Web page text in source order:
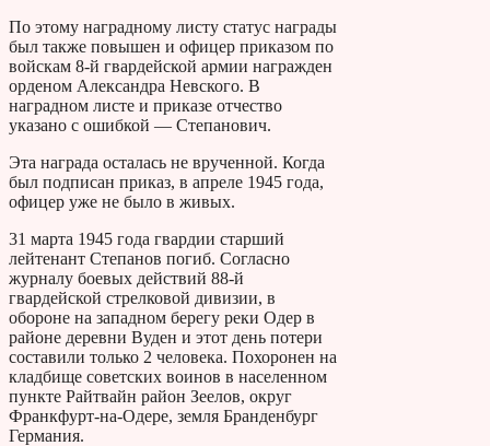
По этому наградному листу статус награды
был также повышен и офицер приказом по
войскам 8-й гвардейской армии награжден
орденом Александра Невского. В
наградном листе и приказе отчество
указано с ошибкой — Степанович.
Эта награда осталась не врученной. Когда
был подписан приказ, в апреле 1945 года,
офицер уже не было в живых.
31 марта 1945 года гвардии старший
лейтенант Степанов погиб. Согласно
журналу боевых действий 88-й
гвардейской стрелковой дивизии, в
обороне на западном берегу реки Одер в
районе деревни Вуден и этот день потери
составили только 2 человека. Похоронен на
кладбище советских воинов в населенном
пункте Райтвайн район Зеелов, округ
Франкфурт-на-Одере, земля Бранденбург
Германия.